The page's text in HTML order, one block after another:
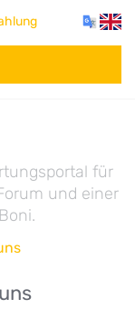
für
und einer